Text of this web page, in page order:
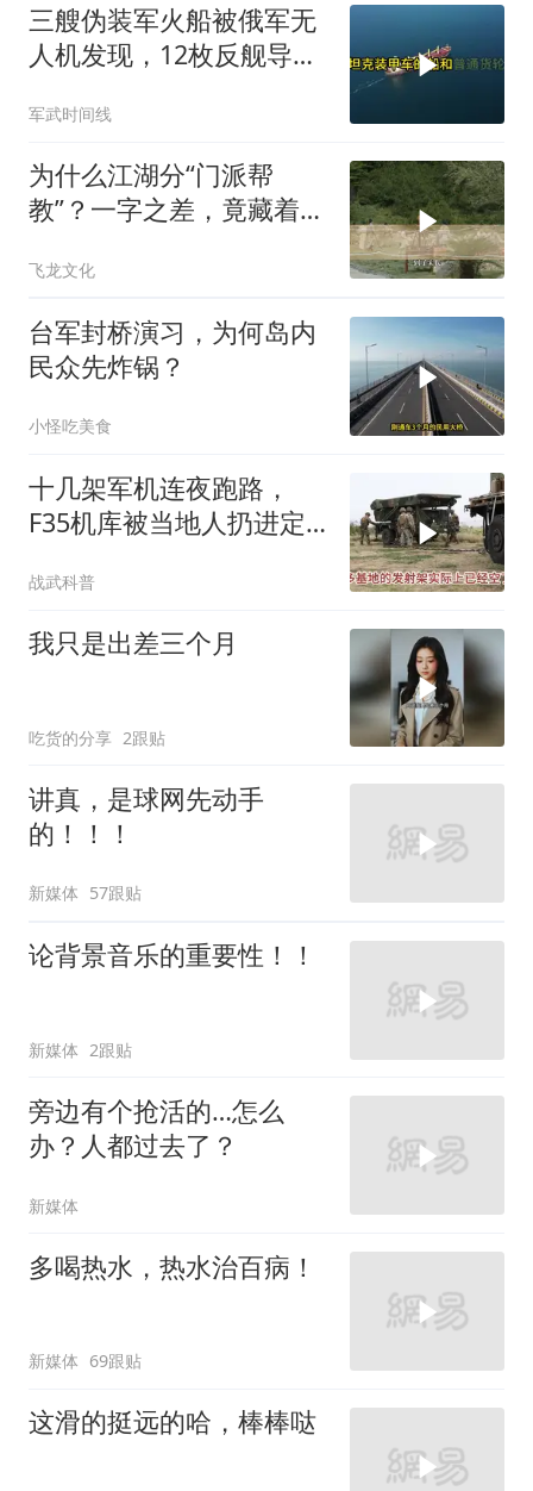
三艘伪装军火船被俄军无
人机发现，12枚反舰导弹
遭重锤
军武时间线
为什么江湖分“门派帮
教”？一字之差，竟藏着不
飞龙文化
台军封桥演习，为何岛内
民众先炸锅？
小怪吃美食
十几架军机连夜跑路，
F35机库被当地人扔进定
让人掀了个干净
战武科普
我只是出差三个月
吃货的分享 2跟贴
讲真，是球网先动手
的！！！
新媒体 57跟贴
论背景音乐的重要性！！
新媒体 2跟贴
旁边有个抢活的…怎么
办？人都过去了？
新媒体
多喝热水，热水治百病！
新媒体 69跟贴
这滑的挺远的哈，棒棒哒